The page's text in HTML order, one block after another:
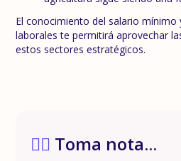
El conocimiento del salario mínimo
laborales te permitirá aprovechar
estos sectores estratégicos.
✍🏼 Toma nota...